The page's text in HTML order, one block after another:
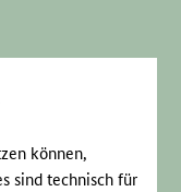
können,
sind technisch für